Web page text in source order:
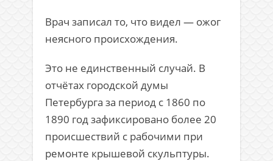
Врач записал то, что видел — ожог
неясного происхождения.
Это не единственный случай. В
отчётах городской думы
Петербурга за период с 1860 по
1890 год зафиксировано более 20
происшествий с рабочими при
ремонте крышевой скульптуры.